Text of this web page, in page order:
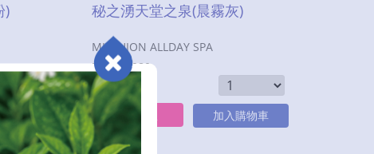
)
購物車
秘之湧天堂之泉(晨霧灰)
MITSUION ALLDAY SPA
定價：$980
特價：$440
立即購買 加入購物車